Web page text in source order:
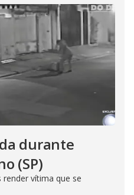
durante
(SP)
vítima que se